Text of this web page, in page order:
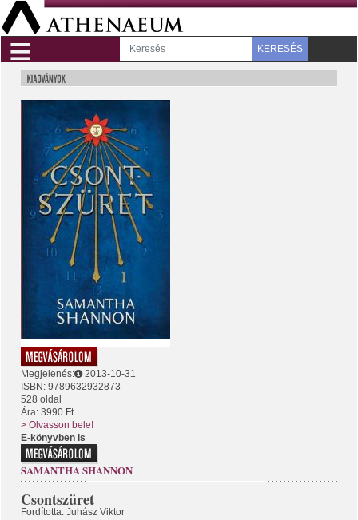
≡ KERESÉS
Megjelenés:
2013-10-31
ISBN: 9789632932873
528 oldal
Ára: 3990 Ft
> Olvasson bele!
E-könyvben is
SAMANTHA SHANNON
Csontszüret
Fordította: Juhász Viktor